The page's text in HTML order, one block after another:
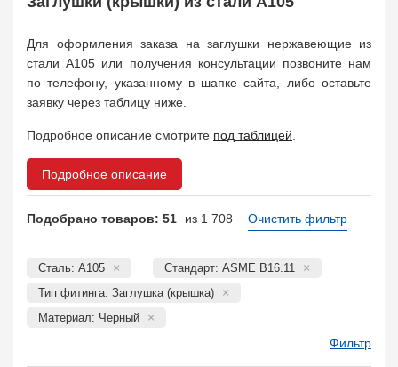
Муфта соединительная 683
Пробка 72
Втулка, футорка
Бобышка 63248
Днище 11832
Втулка для фланца
Заказать в 1 клик
Для оформления заказа на заглушки нержавеющие из
стали A105 или получения консультации позвоните нам
по телефону, указанному в шапке сайта, либо оставьте
заявку через таблицу ниже.
Подробное описание смотрите под таблицей
Подробное описание
Подобрано товаров: 51 из 1 708 Очистить фильтр
Сталь: A105
Стандарт: ASME B16.11
Тип фитинга: Заглушка (крышка)
Материал: Черный
Фильтр